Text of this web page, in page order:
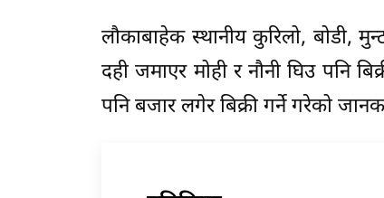
लौकाबाहेक स्थानीय कुरिलो, बोडी,
दही जमाएर मोही र नौनी घिउ पनि
पनि बजार लगेर बिक्री गर्ने गरेको